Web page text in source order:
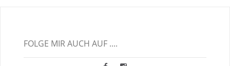
FOLGE MIR AUCH AUF ....